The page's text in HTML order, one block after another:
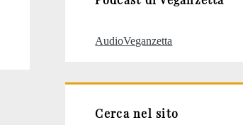
AudioVeganzetta
Cerca nel sito